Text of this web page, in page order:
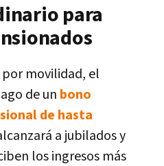
para
movilidad, el
de un bono
de hasta
a jubilados y
los ingresos más